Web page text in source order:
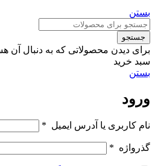
بستن
جستجو
برای دیدن محصولاتی که به دنبال آن
سبد خرید
بستن
ورود
نام کاربری یا آدرس ایمیل *
گذرواژه *